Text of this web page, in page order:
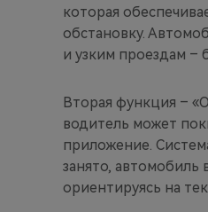
которая
обстановку.
и узким проездам –
Вторая функция –
водитель может
приложение.
занято,
ориентируясь на